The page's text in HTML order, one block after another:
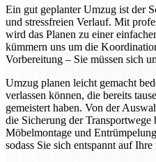
Ein gut geplanter Umzug ist der
und stressfreien Verlauf. Mit
wird das Planen zu einer
kümmern uns um die
Vorbereitung – Sie müssen sich
Umzug planen leicht gemacht
verlassen können, die bereits
gemeistert haben. Von der
die Sicherung der
Möbelmontage und
sodass Sie sich entspannt auf